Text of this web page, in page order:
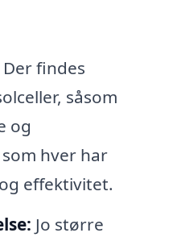
Der findes
såsom
og
hver har
effektivitet.
Jo større